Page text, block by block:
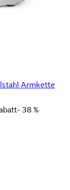
Armkette
- 38 %